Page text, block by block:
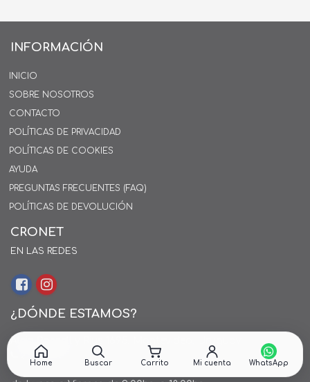
INFORMACIÓN
INICIO
SOBRE NOSOTROS
CONTACTO
POLÍTICAS DE PRIVACIDAD
POLÍTICAS DE COOKIES
AYUDA
PREGUNTAS FRECUENTES (FAQ)
POLÍTICAS DE DEVOLUCIÓN
CRONET
EN LAS REDES
¿DÓNDE ESTAMOS?
Alejo Rossell y Rius 1695, Montevideo, Uruguay
26 242424*
Home Buscar Carrito Mi cuenta